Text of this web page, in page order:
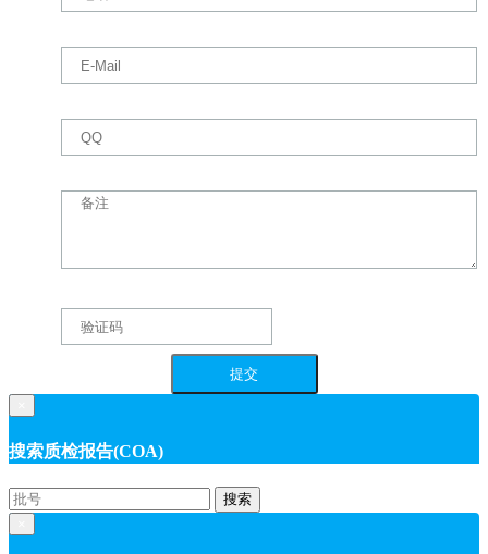
搜索质检报告(COA)
搜索